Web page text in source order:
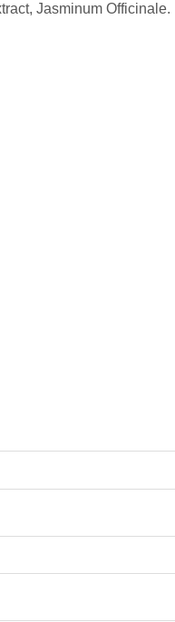
Jasminum Officinale.